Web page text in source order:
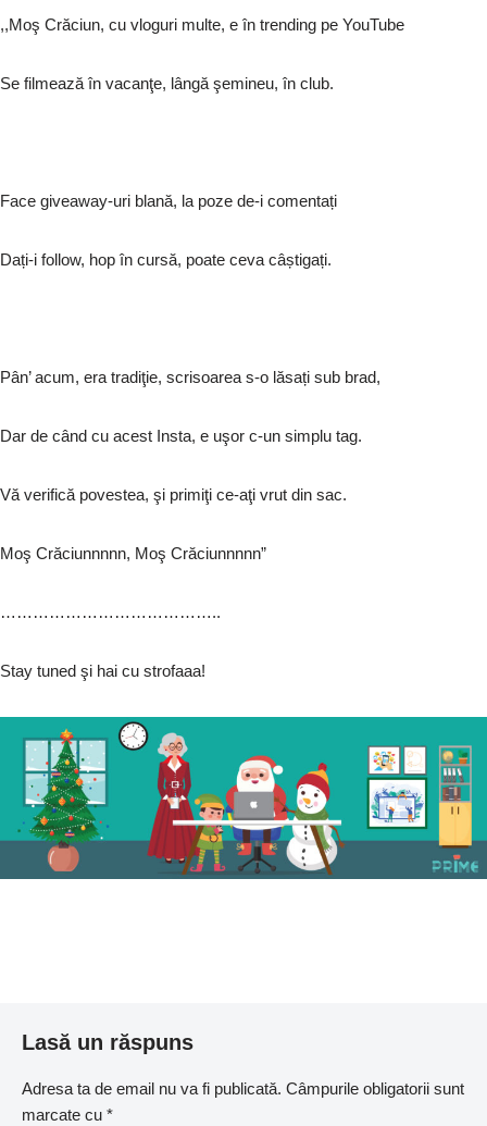
,,Moş Crăciun, cu vloguri multe, e în trending pe YouTube
Se filmează în vacanţe, lângă şemineu, în club.
Face giveaway-uri blană, la poze de-i comentați
Dați-i follow, hop în cursă, poate ceva câștigați.
Pân’ acum, era tradiţie, scrisoarea s-o lăsați sub brad,
Dar de când cu acest Insta, e uşor c-un simplu tag.
Vă verifică povestea, şi primiţi ce-aţi vrut din sac.
Moş Crăciunnnnn, Moş Crăciunnnnn”
…………………………………..
Stay tuned şi hai cu strofaaa!
Lasă un răspuns
Adresa ta de email nu va fi publicată. Câmpurile obligatorii sunt
marcate cu *